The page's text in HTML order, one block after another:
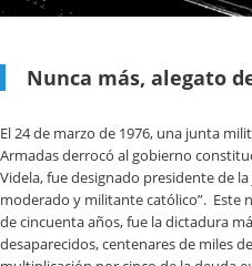
Nunca más, alegato
El 24 de marzo de 1976, una junta
Armadas derrocó al gobierno
Videla, fue designado presidente de
moderado y militante católico”. Este
de cincuenta años, fue la dictadura
desaparecidos, centenares de miles